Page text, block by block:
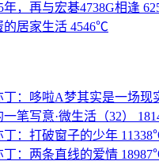
年，再与宏碁4738G相逢
的居家生活 4546℃
丁：哆啦A梦其实是一场现
一笔写意·微生活（32）
丁：打破窗子的少年
丁：两条直线的爱情